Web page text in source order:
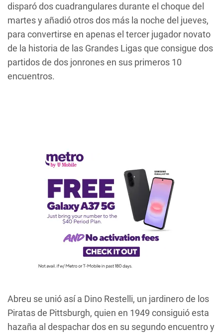
disparó dos cuadrangulares durante el choque del
martes y añadió otros dos más la noche del jueves,
para convertirse en apenas el tercer jugador novato
de la historia de las Grandes Ligas que consigue dos
partidos de dos jonrones en sus primeros 10
encuentros.
Abreu se unió así a Dino Restelli, un jardinero de los
Piratas de Pittsburgh, quien en 1949 consiguió esta
hazaña al despachar dos en su segundo encuentro y